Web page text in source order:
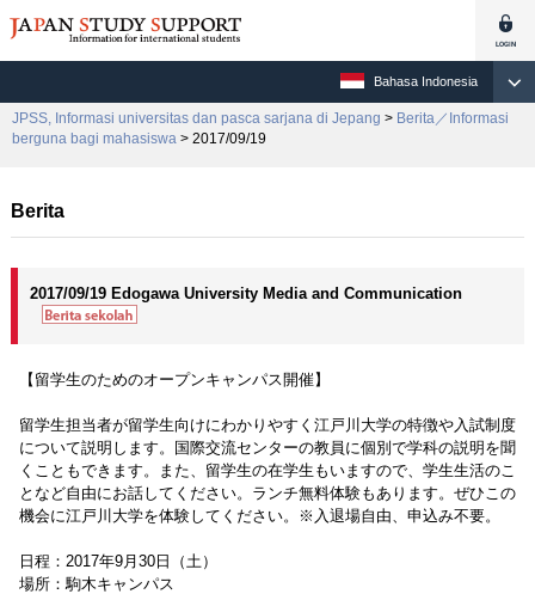
Bahasa Indonesia
JPSS, Informasi universitas dan pasca sarjana di Jepang > Berita／Informasi
berguna bagi mahasiswa > 2017/09/19
Berita
2017/09/19 Edogawa University Media and Communication
【留学生のためのオープンキャンパス開催】
留学生担当者が留学生向けにわかりやすく江戸川大学の特徴や入試制度
について説明します。国際交流センターの教員に個別で学科の説明を聞
くこともできます。また、留学生の在学生もいますので、学生生活のこ
となど自由にお話してください。ランチ無料体験もあります。ぜひこの
機会に江戸川大学を体験してください。※入退場自由、申込み不要。
日程：2017年9月30日（土）
場所：駒木キャンパス